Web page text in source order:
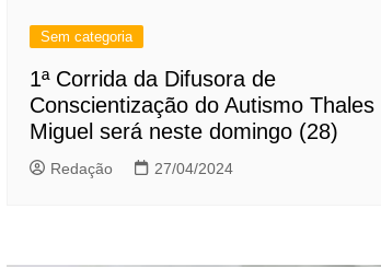
Sem categoria
1ª Corrida da Difusora de
Conscientização do Autismo Thales
Miguel será neste domingo (28)
Redação 27/04/2024